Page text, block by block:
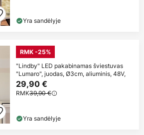
Yra sandėlyje
RMK -25%
"Lindby" LED pakabinamas šviestuvas
"Lumaro", juodas, Ø3cm, aliuminis, 48V,
29,90 €
RMK39,90 €
Yra sandėlyje